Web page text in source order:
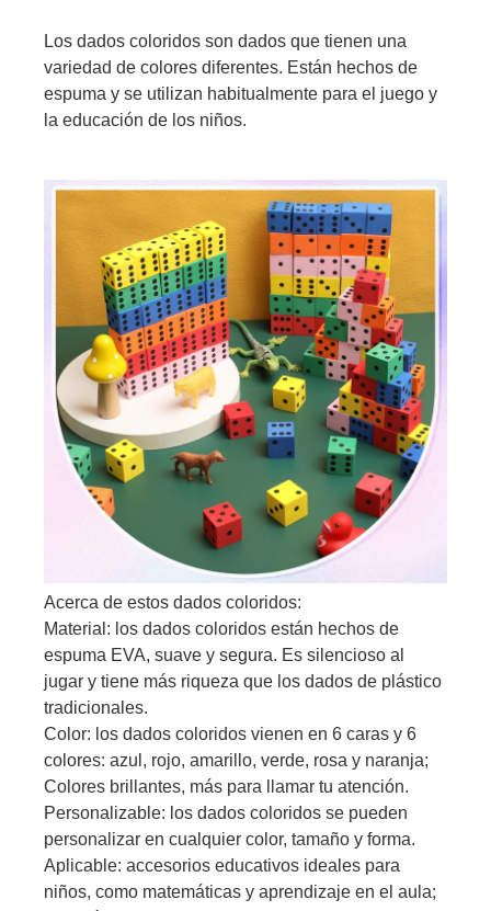
Los dados coloridos son dados que tienen una
variedad de colores diferentes. Están hechos de
espuma y se utilizan habitualmente para el juego y
la educación de los niños.
Acerca de estos dados coloridos:
Material: los dados coloridos están hechos de
espuma EVA, suave y segura. Es silencioso al
jugar y tiene más riqueza que los dados de plástico
tradicionales.
Color: los dados coloridos vienen en 6 caras y 6
colores: azul, rojo, amarillo, verde, rosa y naranja;
Colores brillantes, más para llamar tu atención.
Personalizable: los dados coloridos se pueden
personalizar en cualquier color, tamaño y forma.
Aplicable: accesorios educativos ideales para
niños, como matemáticas y aprendizaje en el aula;